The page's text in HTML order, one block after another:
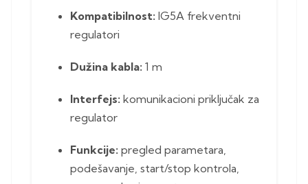
Kompatibilnost: IG5A frekventni
regulatori
Dužina kabla: 1 m
Interfejs: komunikacioni priključak za
regulator
Funkcije: pregled parametara,
podešavanje, start/stop kontrola,